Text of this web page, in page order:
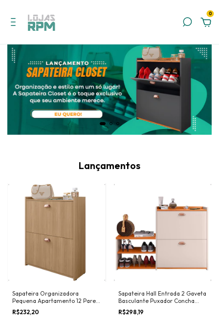
0
Lançamentos
Sapateira Organizadora
Pequena Apartamento 12 Pares
Calçados Gavetas Basculante
Decoração Quarto - Lojas RPM
R$232,20
Sapateira Hall Entrada 2 Gaveta
Basculante Puxador Concha
Banco Prateleira Porta Sapatos
Sala Quarto Retrô Milano - RPM
R$298,19